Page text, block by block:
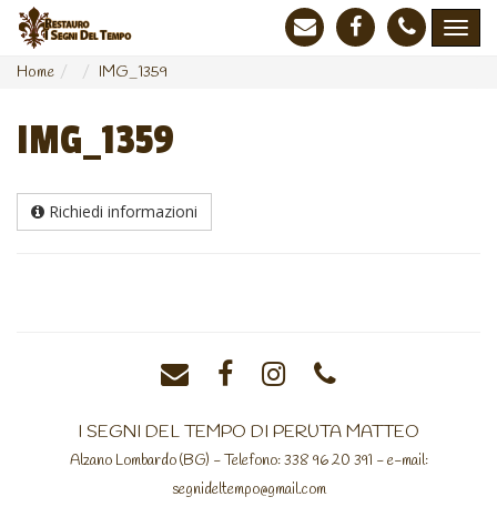
Home IMG_1359
IMG_1359
Richiedi informazioni
I SEGNI DEL TEMPO DI PERUTA MATTEO
Alzano Lombardo (BG) - Telefono: 338 96 20 391 - e-mail:
segnideltempo@gmail.com